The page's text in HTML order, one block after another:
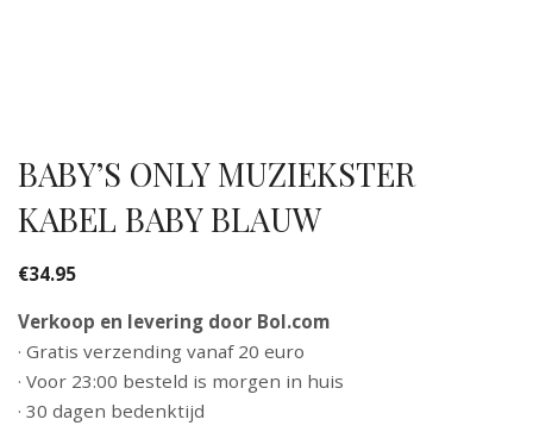
BABY’S ONLY MUZIEKSTER
KABEL BABY BLAUW
€34.95
Verkoop en levering door Bol.com
· Gratis verzending vanaf 20 euro
· Voor 23:00 besteld is morgen in huis
· 30 dagen bedenktijd